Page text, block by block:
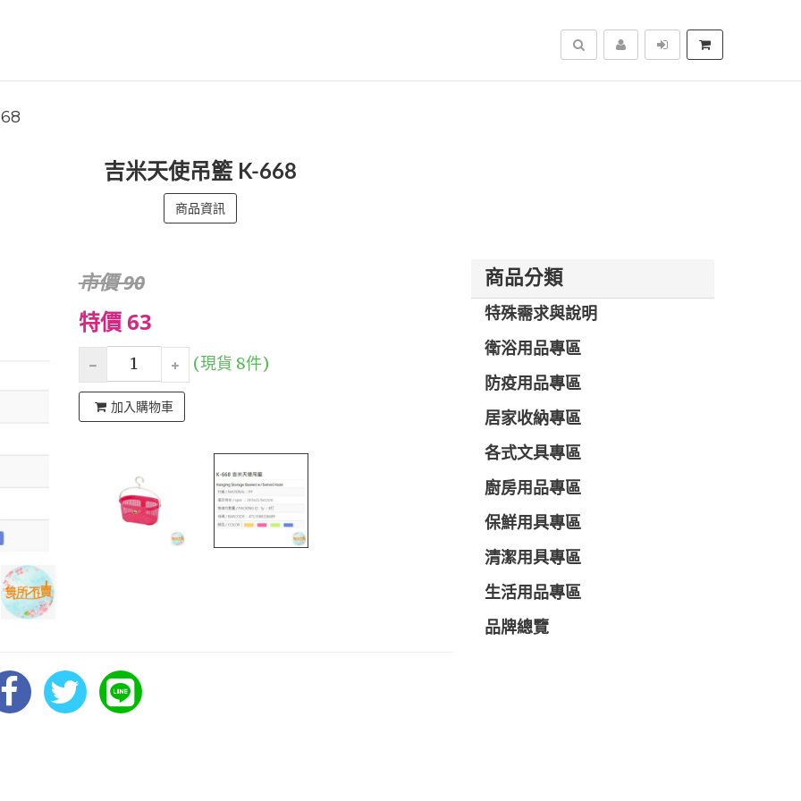
搜尋
吉米天使吊籃 K-668
商品資訊
市價 90
特價 63
(現貨 8件)
加入購物車
商品分類
特殊需求與說明
衛浴用品專區
防疫用品專區
居家收納專區
各式文具專區
廚房用品專區
保鮮用具專區
清潔用具專區
生活用品專區
品牌總覽